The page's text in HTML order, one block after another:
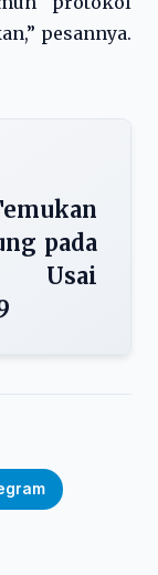
pesannya.
pada
Usai